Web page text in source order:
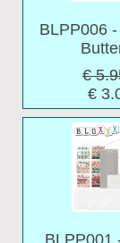
BLPP006
€
€